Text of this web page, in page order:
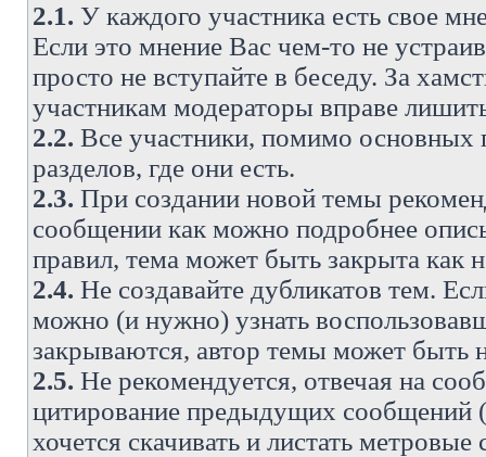
2.1. У каждого участника есть свое
Если это мнение Вас чем-то не
просто не вступайте в беседу. За
участникам модераторы вправе
2.2. Все участники, помимо основных
разделов, где они есть.
2.3. При создании новой темы
сообщении как можно подробнее
правил, тема может быть закрыта как
2.4. Не создавайте дубликатов тем.
можно (и нужно) узнать
закрываются, автор темы может быть
2.5. Не рекомендуется, отвечая на
цитирование предыдущих сообщений
хочется скачивать и листать